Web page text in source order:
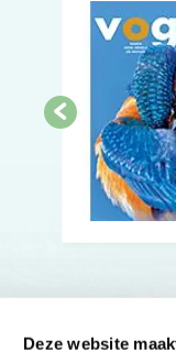
Deze website